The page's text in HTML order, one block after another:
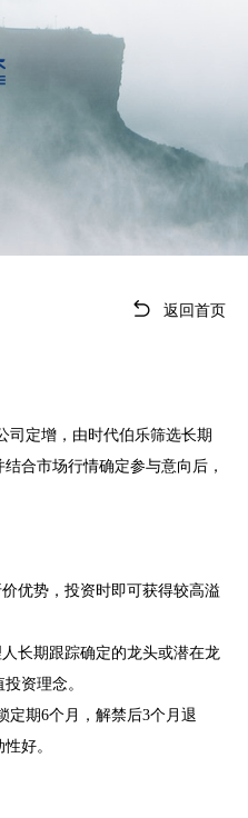
返回首页
司定增，由时代伯乐筛选长期
合市场行情确定参与意向后，
优势，投资时即可获得较高溢
长期跟踪确定的龙头或潜在龙
资理念。
定期6个月，解禁后3个月退
好。